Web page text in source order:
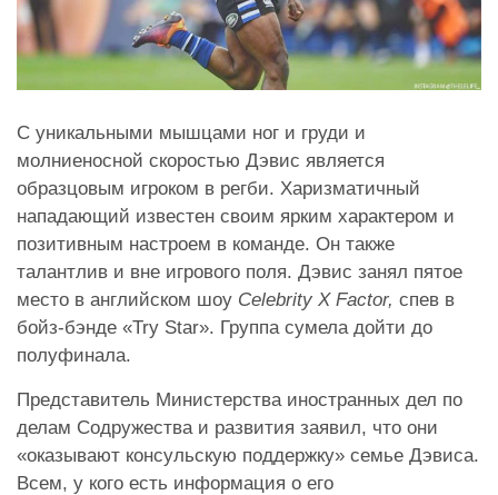
С уникальными мышцами ног и груди и
молниеносной скоростью Дэвис является
образцовым игроком в регби. Харизматичный
нападающий известен своим ярким характером и
позитивным настроем в команде. Он также
талантлив и вне игрового поля. Дэвис занял пятое
место в английском шоу Celebrity X Factor, спев в
бойз-бэнде «Try Star». Группа сумела дойти до
полуфинала.
Представитель Министерства иностранных дел по
делам Содружества и развития заявил, что они
«оказывают консульскую поддержку» семье Дэвиса.
Всем, у кого есть информация о его